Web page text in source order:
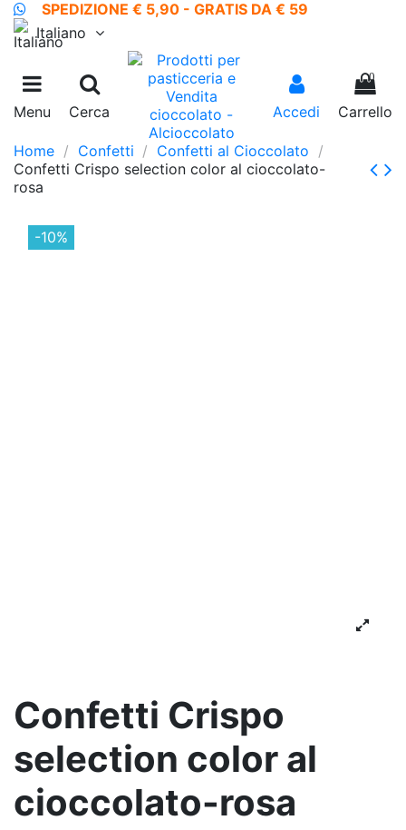
SPEDIZIONE € 5,90 - GRATIS DA € 59
Italiano
Menu Cerca Accedi
0
Carrello
Home Confetti
Confetti al Cioccolato
Confetti Crispo selection color al cioccolato-
rosa
-10%
Confetti Crispo
selection color al
cioccolato-rosa